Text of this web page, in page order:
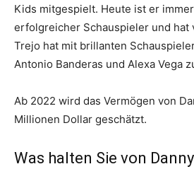
Kids mitgespielt. Heute ist er
erfolgreicher Schauspieler und hat
Trejo hat mit brillanten
Antonio Banderas und Alexa Vega
Ab 2022 wird das Vermögen von
Millionen Dollar geschätzt.
Was halten Sie von